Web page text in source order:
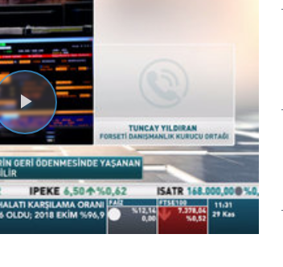
Videoyu
Oynat